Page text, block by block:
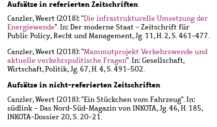
Aufsätze in referierten Zeitschriften
Canzler, Weert (2018): "Die infrastrukturelle Umsetzung der
Energiewende". In: Der moderne Staat - Zeitschrift für
Public Policy, Recht und Management, Jg. 11, H. 2, S. 461-477.
Canzler, Weert (2018): "Mammutprojekt Verkehrswende und
aktuelle verkehrspolitische Fragen". In: Gesellschaft,
Wirtschaft, Politik, Jg. 67, H. 4, S. 491-502.
Aufsätze in nicht-referierten Zeitschriften
Canzler, Weert (2018): "Ein Stückchen vom Fahrzeug". In:
südlink - Das Nord-Süd-Magazin von INKOTA, Jg. 46, H. 185,
INKOTA-Dossier 20, S. 20-21.